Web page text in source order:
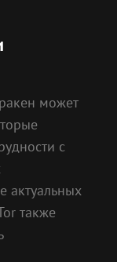
может
с
актуальных
также